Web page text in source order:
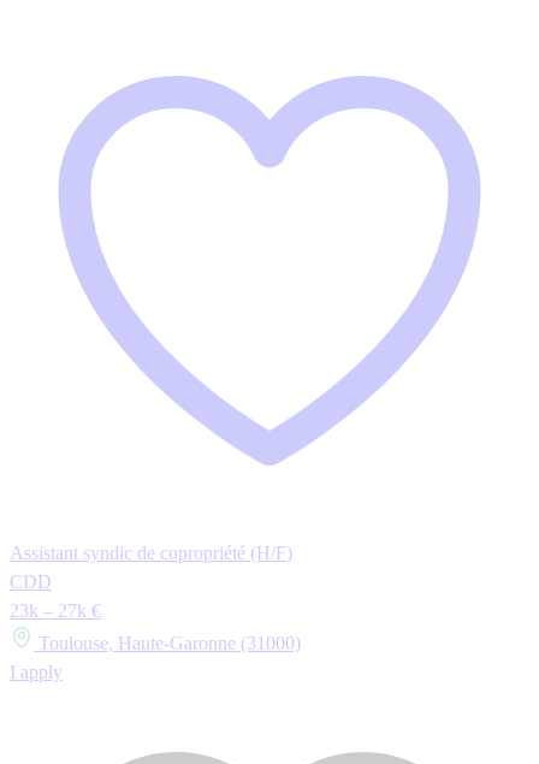
Assistant syndic de copropriété (H/F)
CDD
23k – 27k €
Toulouse, Haute-Garonne (31000)
I apply